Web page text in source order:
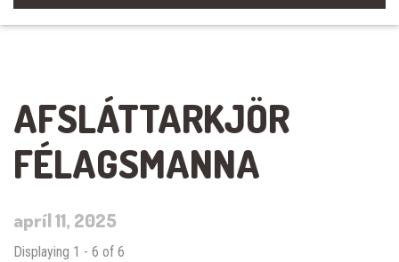
AFSLÁTTARKJÖR
FÉLAGSMANNA
apríl 11, 2025
Displaying 1 - 6 of 6